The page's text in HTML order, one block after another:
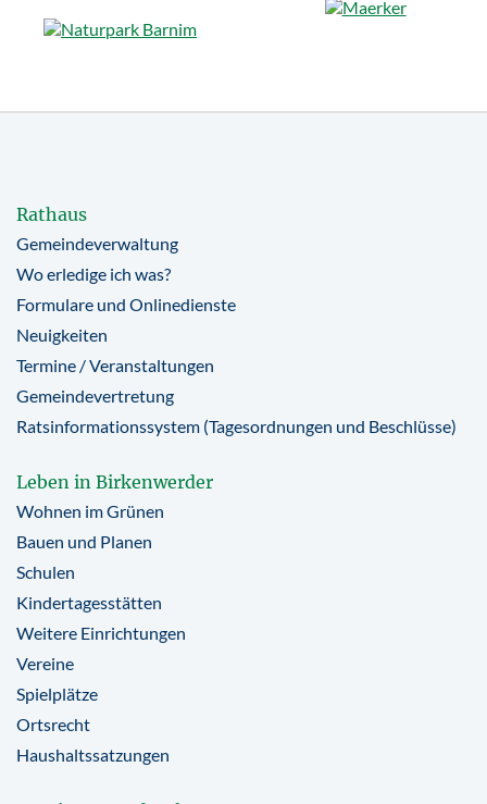
Rathaus
Gemeindeverwaltung
Wo erledige ich was?
Formulare und Onlinedienste
Neuigkeiten
Termine / Veranstaltungen
Gemeindevertretung
Ratsinformationssystem (Tagesordnungen und Beschlüsse)
Leben in Birkenwerder
Wohnen im Grünen
Bauen und Planen
Schulen
Kindertagesstätten
Weitere Einrichtungen
Vereine
Spielplätze
Ortsrecht
Haushaltssatzungen